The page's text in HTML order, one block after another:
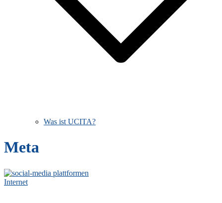
Was ist UCITA?
Meta
Internet